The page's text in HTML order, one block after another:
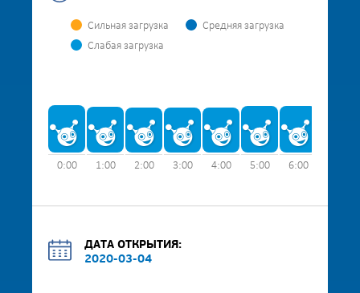
Сильная загрузка
Средняя загрузка
Слабая загрузка
0:00 1:00 2:00 3:00 4:00 5:00 6:00
ДАТА ОТКРЫТИЯ:
2020-03-04